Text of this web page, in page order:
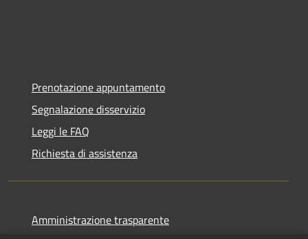
Prenotazione appuntamento
Segnalazione disservizio
Leggi le FAQ
Richiesta di assistenza
Amministrazione trasparente